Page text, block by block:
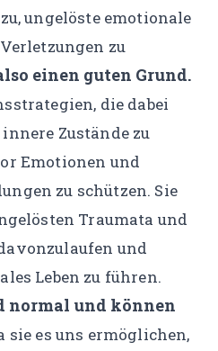
ungelöste emotionale
zu
einen guten Grund.
die dabei
Zustände zu
Emotionen und
zu schützen. Sie
Traumata und
und
Leben zu führen.
normal und können
sie es uns ermöglichen,